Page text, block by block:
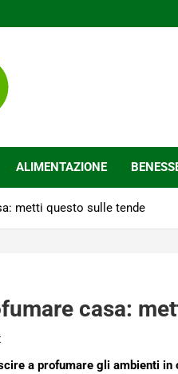
ALIMENTAZIONE
metti questo sulle tende
casa:
a profumare gli ambienti